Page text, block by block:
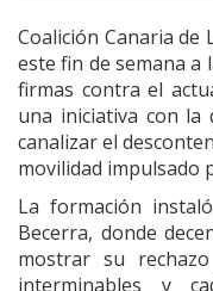
Coalición Canaria de
este fin de semana a
firmas contra el
una iniciativa con la
canalizar el
movilidad impulsado
La formación
Becerra, donde
mostrar su
interminables y